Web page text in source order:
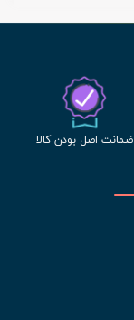
ضمانت اصل بودن کالا